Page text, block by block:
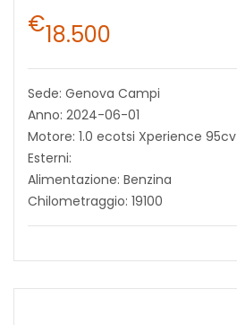
€18.500
Sede: Genova Campi
Anno: 2024-06-01
Motore: 1.0 ecotsi Xperience 95cv
Esterni:
Alimentazione: Benzina
Chilometraggio: 19100